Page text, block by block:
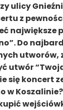
ulicy
z
największe
Do
utworów,
utwór
się koncert
w